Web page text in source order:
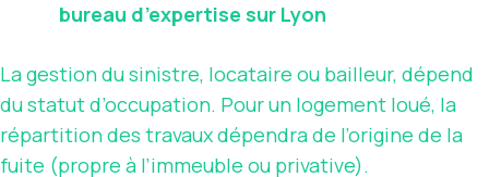
bureau d’expertise sur Lyon
La gestion du sinistre, locataire ou bailleur, dépend
du statut d’occupation. Pour un logement loué, la
répartition des travaux dépendra de l’origine de la
fuite (propre à l’immeuble ou privative).